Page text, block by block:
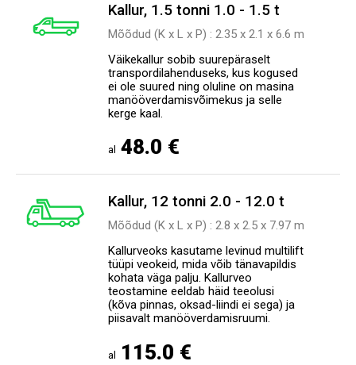
Kallur, 1.5 tonni 1.0 - 1.5 t
Mõõdud (K x L x P) : 2.35 х 2.1 х 6.6 m
Väikekallur sobib suurepäraselt
transpordilahenduseks, kus kogused
ei ole suured ning oluline on masina
manööverdamisvõimekus ja selle
kerge kaal.
al 48.0 €
Kallur, 12 tonni 2.0 - 12.0 t
Mõõdud (K x L x P) : 2.8 х 2.5 х 7.97 m
Kallurveoks kasutame levinud multilift
tüüpi veokeid, mida võib tänavapildis
kohata väga palju. Kallurveo
teostamine eeldab häid teeolusi
(kõva pinnas, oksad-liindi ei sega) ja
piisavalt manööverdamisruumi.
al 115.0 €